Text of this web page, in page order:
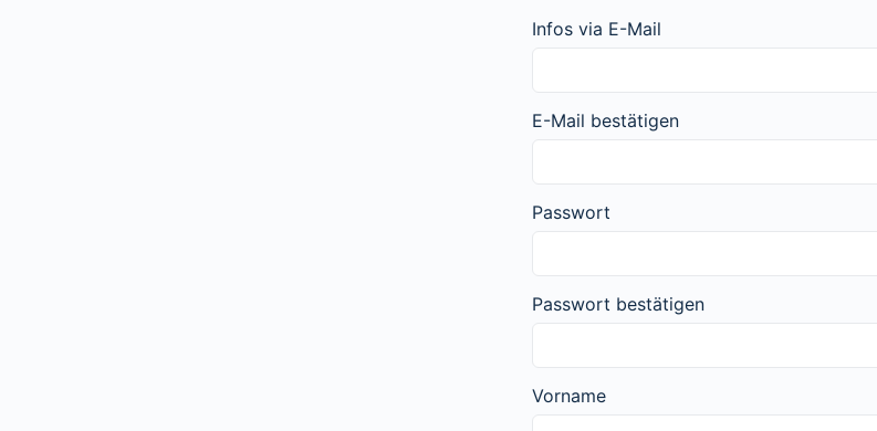
Infos via E-Mail
E-Mail bestätigen
Passwort
Passwort bestätigen
Vorname